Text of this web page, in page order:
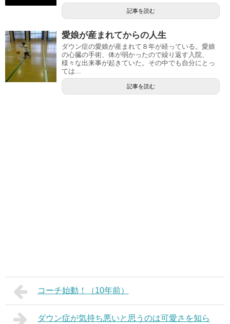
記事を読む
愛娘が産まれてからの人生
ダウン症の愛娘が産まれて８年が経っている。愛娘
の心臓の手術、体が弱かったので繰り返す入院、
様々な出来事が起きていた。その中でも自分にとっ
ては...
記事を読む
コーチ始動！（10年前）
ダウン症が気持ち悪いと思うのは可愛さを知ら